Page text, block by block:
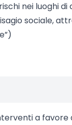
nei luoghi
sociale,
a favore